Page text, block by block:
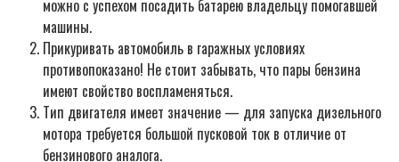
можно с успехом посадить батарею владельцу помогавшей
машины.
Прикуривать автомобиль в гаражных условиях
противопоказано! Не стоит забывать, что пары бензина
имеют свойство воспламеняться.
Тип двигателя имеет значение — для запуска дизельного
мотора требуется большой пусковой ток в отличие от
бензинового аналога.